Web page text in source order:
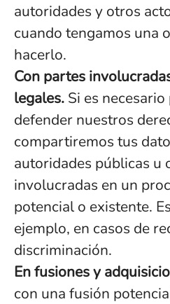
autoridades y otros
cuando tengamos una
hacerlo.
Con partes
legales. Si es
defender nuestros
compartiremos tus
autoridades públicas u
involucradas en un
potencial o existente.
ejemplo, en casos de
discriminación.
En fusiones y
con una fusión